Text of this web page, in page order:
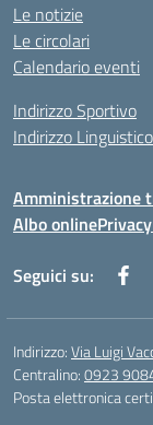
Le notizie
Le circolari
Calendario eventi
Indirizzo Sportivo
Indirizzo Linguistico
Amministrazione
Albo online
Seguici su:
Indirizzo:Via Luigi
Centralino:0923
Posta elettronica